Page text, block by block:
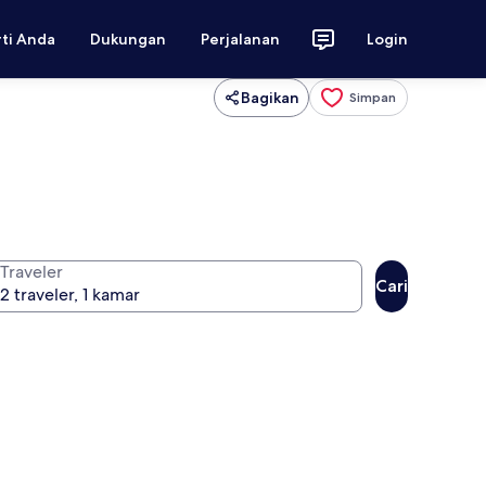
Anda Dukungan Perjalanan Login
Bagikan Simpan
Traveler
Cari